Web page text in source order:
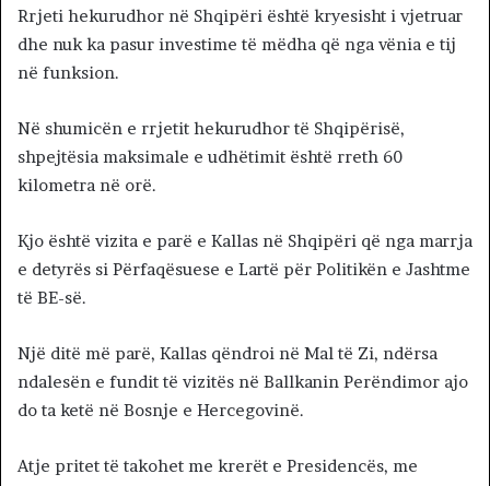
Rrjeti hekurudhor në Shqipëri është kryesisht i vjetruar
dhe nuk ka pasur investime të mëdha që nga vënia e tij
në funksion.
Në shumicën e rrjetit hekurudhor të Shqipërisë,
shpejtësia maksimale e udhëtimit është rreth 60
kilometra në orë.
Kjo është vizita e parë e Kallas në Shqipëri që nga marrja
e detyrës si Përfaqësuese e Lartë për Politikën e Jashtme
të BE-së.
Një ditë më parë, Kallas qëndroi në Mal të Zi, ndërsa
ndalesën e fundit të vizitës në Ballkanin Perëndimor ajo
do ta ketë në Bosnje e Hercegovinë.
Atje pritet të takohet me krerët e Presidencës, me